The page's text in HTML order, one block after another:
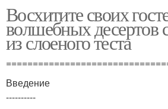
Восхитите своих
волшебных десертов
из слоеного теста
Введение
----------